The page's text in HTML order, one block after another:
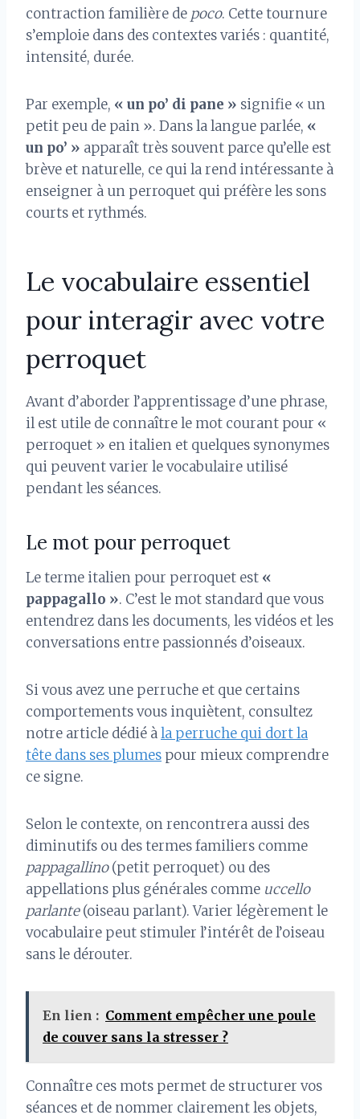
contraction familière de poco. Cette tournure
s’emploie dans des contextes variés : quantité,
intensité, durée.
Par exemple, « un po’ di pane » signifie « un
petit peu de pain ». Dans la langue parlée, «
un po’ » apparaît très souvent parce qu’elle est
brève et naturelle, ce qui la rend intéressante à
enseigner à un perroquet qui préfère les sons
courts et rythmés.
Le vocabulaire essentiel
pour interagir avec votre
perroquet
Avant d’aborder l’apprentissage d’une phrase,
il est utile de connaître le mot courant pour «
perroquet » en italien et quelques synonymes
qui peuvent varier le vocabulaire utilisé
pendant les séances.
Le mot pour perroquet
Le terme italien pour perroquet est «
pappagallo ». C’est le mot standard que vous
entendrez dans les documents, les vidéos et les
conversations entre passionnés d’oiseaux.
Si vous avez une perruche et que certains
comportements vous inquiètent, consultez
notre article dédié àla perruche qui dort la
tête dans ses plumes pour mieux comprendre
ce signe.
Selon le contexte, on rencontrera aussi des
diminutifs ou des termes familiers comme
pappagallino(petit perroquet) ou des
appellations plus générales comme uccello
parlante(oiseau parlant). Varier légèrement le
vocabulaire peut stimuler l’intérêt de l’oiseau
sans le dérouter.
En lien : Comment empêcher une poule
de couver sans la stresser ?
Connaître ces mots permet de structurer vos
séances et de nommer clairement les objets,